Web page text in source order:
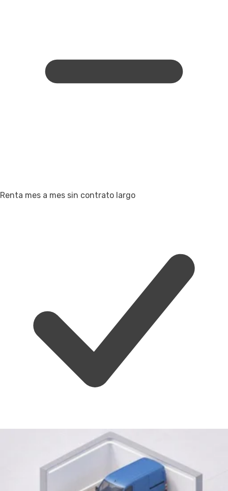
Renta mes a mes sin contrato largo